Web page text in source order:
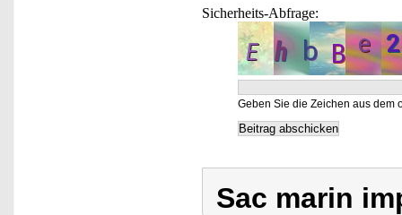
Sicherheits-Abfrage:
Geben Sie die Zeichen aus dem
Sac marin